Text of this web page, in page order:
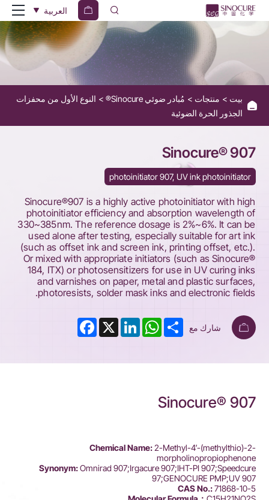
Sinocure®
907
العربية
بيت منتجات مُبادر ضوئي Sinocure®
النوع الأول من محفزات
الجذور الحرة الضوئية
Sinocure® 907
photoinitiator 907, UV ink photoinitiator
Sinocure®907 is a highly active photoinitiator with high
photoinitiator efficiency and absorption wavelength of
330~385nm. The reference dosage is 2%~6%. It can be
used alone after testing, especially suitable for art ink
(such as offset ink and screen ink, printing offset, etc.).
Or mixed with appropriate initiators (such as Sinocure®
184, ITX) or photosensitizers for use in UV curing inks
and varnishes on paper, metal and plastic surfaces,
photoresists, solder mask inks and electronic fields.
شارك مع Facebook X
LinkedIn
WhatsAppShare
Sinocure® 907
Chemical Name:2-Methyl-4′-(methylthio)-2-
morpholinopropiophenone
Synonym:Omnirad 907;Irgacure 907;IHT-PI 907;Speedcure
97;GENOCURE PMP;UV 907
CAS No.:71868-10-5